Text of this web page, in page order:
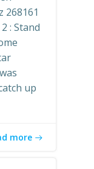
268161
: Stand
up
more